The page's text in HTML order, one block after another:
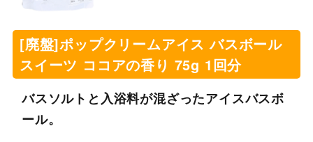
[廃盤]ポップクリームアイス バスボール
スイーツ ココアの香り 75g 1回分
バスソルトと入浴料が混ざったアイスバスボ
ール。